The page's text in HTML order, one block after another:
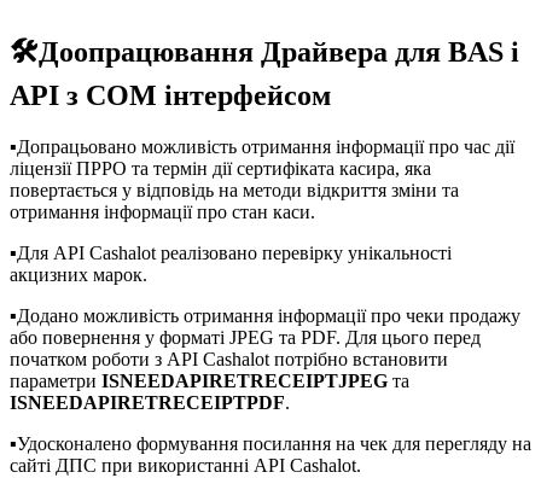
🛠️Доопрацювання Драйвера для BAS і
API з COM інтерфейсом
▪️Допрацьовано можливість отримання інформації про час дії
ліцензії ПРРО та термін дії сертифіката касира, яка
повертається у відповідь на методи відкриття зміни та
отримання інформації про стан каси.
▪️Для API Cashalot реалізовано перевірку унікальності
акцизних марок.
▪️Додано можливість отримання інформації про чеки продажу
або повернення у форматі JPEG та PDF. Для цього перед
початком роботи з API Cashalot потрібно встановити
параметри ISNEEDAPIRETRECEIPTJPEG та
ISNEEDAPIRETRECEIPTPDF.
▪️Удосконалено формування посилання на чек для перегляду на
сайті ДПС при використанні API Cashalot.